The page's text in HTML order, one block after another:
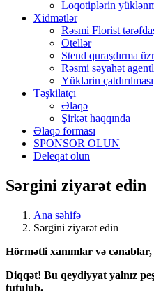
Loqotiplərin
Xidmətlər
Rəsmi Florist
Otellər
Stend quraşdırma
Rəsmi səyahət
Yüklərin çatdırılması
Təşkilatçı
Əlaqə
Şirkət haqqında
Əlaqə forması
SPONSOR OLUN
Deleqat olun
Sərgini ziyarət edin
Ana səhifə
Sərgini ziyarət edin
Hörmətli xanımlar və cənablar,
Diqqət! Bu qeydiyyat yalnız
tutulub.